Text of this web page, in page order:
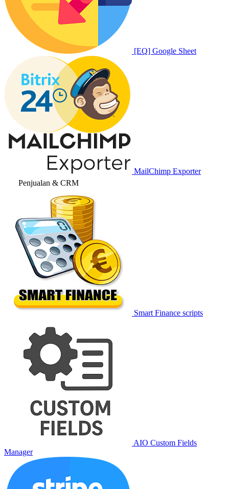
[EQ] Google Sheet
MailChimp Exporter
Penjualan & CRM
Smart Finance scripts
AIO Custom Fields
Manager